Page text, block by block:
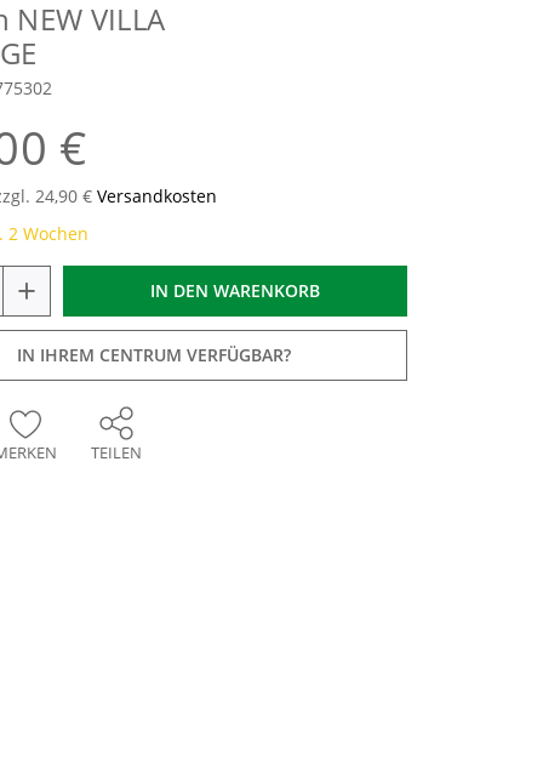
NEW VILLA
€
24,90 € Versandkosten
2 Wochen
+ IN DEN WARENKORB
IN IHREM CENTRUM VERFÜGBAR?
TEILEN